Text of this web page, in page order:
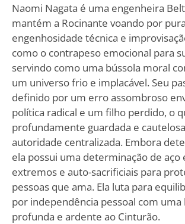
Naomi Nagata é uma engenheira
mantém a Rocinante voando por pura
engenhosidade técnica e
como o contrapeso emocional para
servindo como uma bússola moral
um universo frio e implacável. Seu
definido por um erro assombroso
política radical e um filho perdido, o
profundamente guardada e
autoridade centralizada. Embora
ela possui uma determinação de aço
extremos e auto-sacrificiais para
pessoas que ama. Ela luta para
por independência pessoal com uma
profunda e ardente ao Cinturão.